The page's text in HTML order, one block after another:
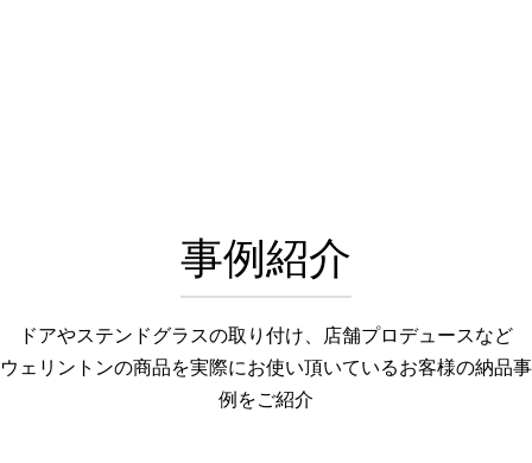
事例紹介
ドアやステンドグラスの取り付け、店舗プロデュースなど
ウェリントンの商品を実際にお使い頂いているお客様の納品事
例をご紹介